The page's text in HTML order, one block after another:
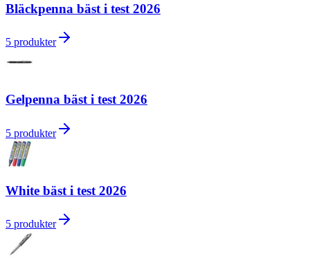
Bläckpenna bäst i test 2026
5 produkter
Gelpenna bäst i test 2026
5 produkter
White bäst i test 2026
5 produkter